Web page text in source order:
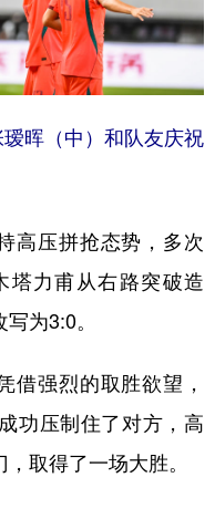
晖（中）和队友庆祝
压拼抢态势，多次
塔力甫从右路突破造
为3:0。
强烈的取胜欲望，
功压制住了对方，高
取得了一场大胜。